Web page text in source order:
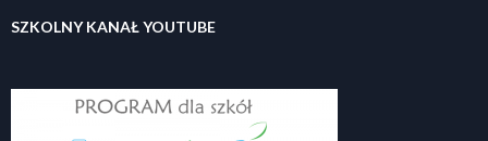
SZKOLNY KANAŁ YOUTUBE